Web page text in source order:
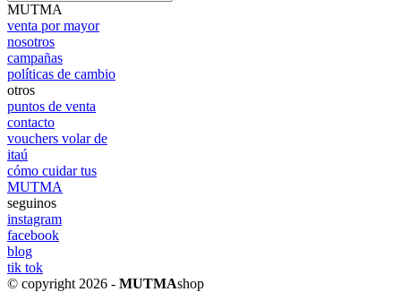
MUTMA
venta por mayor
nosotros
campañas
políticas de cambio
otros
puntos de venta
contacto
vouchers volar de
itaú
cómo cuidar tus
MUTMA
seguinos
instagram
facebook
blog
tik tok
© copyright 2026 - MUTMAshop